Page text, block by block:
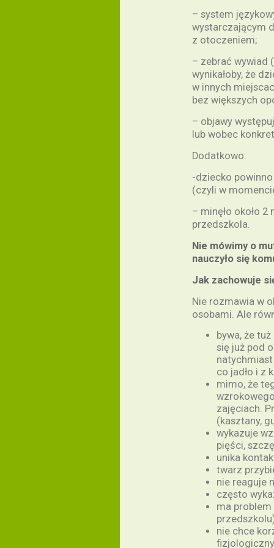
– system
wystarczającym
z otoczeniem;
– zebrać wywiad
wynikałoby, że
w innych
bez większych
– objawy
lub wobec
Dodatkowo:
-dziecko
(czyli w
– minęło około
przedszkola.
Nie mówimy o
nauczyło się
Jak zachowuje
Nie rozmawia w
osobami. Ale
bywa, że
się już pod
co jadło i z
mimo, że
zajęciach.
(kasztany,
wykazuje
pięści,
unika
twarz
nie reaguje
często
ma problem
nie chce